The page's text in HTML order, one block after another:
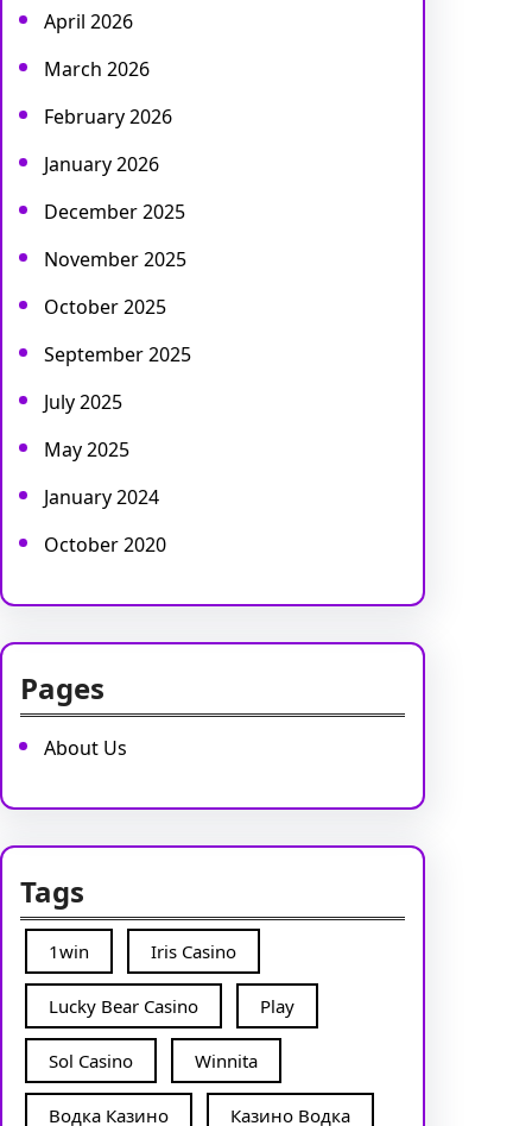
April 2026
March 2026
February 2026
January 2026
December 2025
November 2025
October 2025
September 2025
July 2025
May 2025
January 2024
October 2020
Pages
About Us
Tags
1win Iris Casino
Lucky Bear Casino Play
Sol Casino Winnita
Водка Казино Казино Водка